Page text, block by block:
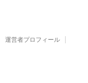
運営者プロフィール